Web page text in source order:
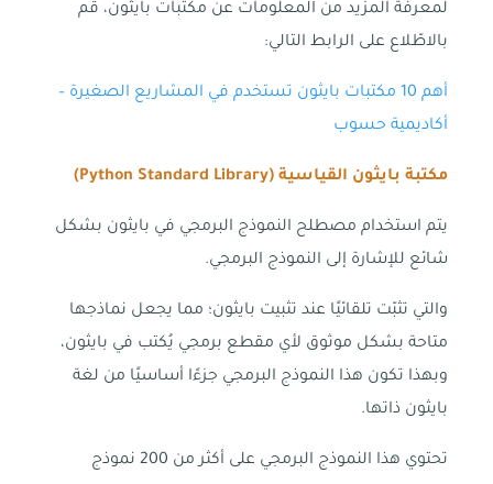
لمعرفة المزيد من المعلومات عن مكتبات بايثون، قم
بالاطّلاع على الرابط التالي:
أهم 10 مكتبات بايثون تستخدم في المشاريع الصغيرة –
أكاديمية حسوب
مكتبة بايثون القياسية (Python Standard Library
)
يتم استخدام مصطلح النموذج البرمجي في بايثون بشكل
شائع للإشارة إلى النموذج البرمجي.
والتي تثبّت تلقائيًا عند تثبيت بايثون؛ مما يجعل نماذجها
متاحة بشكل موثوق لأي مقطع برمجي يُكتب في بايثون،
وبهذا تكون هذا النموذج البرمجي جزءًا أساسيًا من لغة
بايثون ذاتها.
تحتوي هذا النموذج البرمجي على أكثر من 200 نموذج